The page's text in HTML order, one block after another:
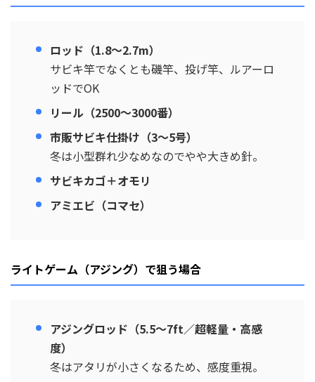
ロッド（1.8〜2.7m）
サビキ竿でなくとも磯竿、投げ竿、ルアーロ
ッドでOK
リール（2500〜3000番）
市販サビキ仕掛け（3〜5号）
冬は小型群れ少なめなのでやや大きめ針。
サビキカゴ＋オモリ
アミエビ（コマセ）
ライトゲーム（アジング）で狙う場合
アジングロッド（5.5〜7ft／超軽量・高感
度）
冬はアタリが小さくなるため、感度重視。